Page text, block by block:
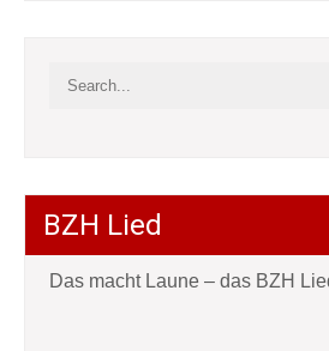
BZH Lied
Das macht Laune – das BZH